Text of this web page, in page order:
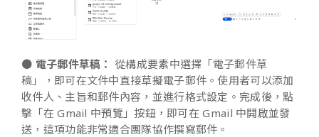
● 電子郵件草稿： 從構成要素中選擇「電子郵件草
稿」，即可在文件中直接草擬電子郵件。使用者可以添加
收件人、主旨和郵件內容，並進行格式設定。完成後，點
擊「在 Gmail 中預覽」按鈕，即可在 Gmail 中開啟並發
送，這項功能非常適合團隊協作撰寫郵件。